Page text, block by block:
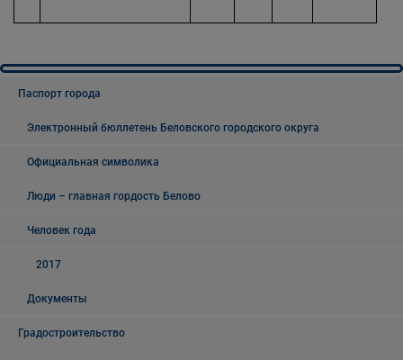
Паспорт города
Электронный бюллетень Беловского городского округа
Официальная символика
Люди – главная гордость Белово
Человек года
2017
Документы
Градостроительство